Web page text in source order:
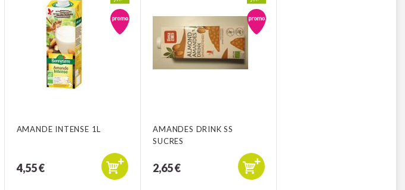
AMANDE INTENSE 1L
4,55 €
AMANDES DRINK SS
SUCRES
2,65 €